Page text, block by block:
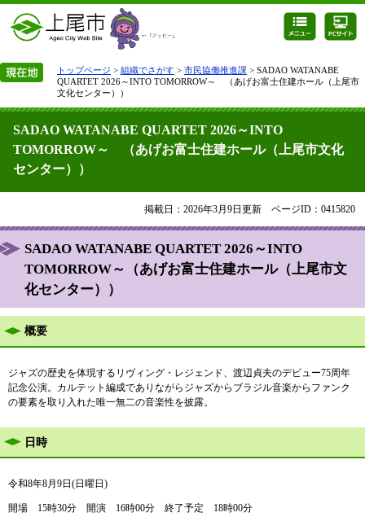
トップページ > 組織でさがす > 市民協働推進課 > SADAO WATANABE
QUARTET 2026～INTO TOMORROW～ （あげお富士住建ホール（上尾市
文化センター））
SADAO WATANABE QUARTET 2026～INTO
TOMORROW～ （あげお富士住建ホール（上尾市文化
センター））
掲載日：2026年3月9日更新 ページID：0415820
SADAO WATANABE QUARTET 2026～INTO
TOMORROW～（あげお富士住建ホール（上尾市文
化センター））
概要
ジャズの歴史を体現するリヴィング・レジェンド、渡辺貞夫のデビュー75周年
記念公演。カルテット編成でありながらジャズからブラジル音楽からファンク
の要素を取り入れた唯一無二の音楽性を披露。
日時
​令和8年8月9日(日曜日)
開場 15時30分 開演 16時00分 終了予定 18時00分